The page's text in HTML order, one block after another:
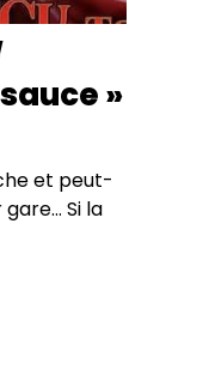
»
et peut-
Si la